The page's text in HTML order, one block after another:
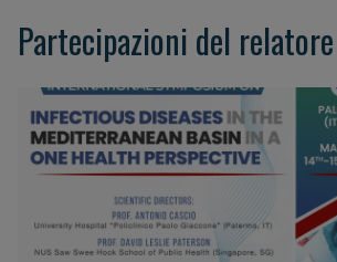
Partecipazioni del relatore